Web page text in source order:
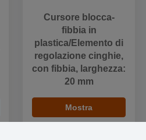
Cursore blocca-
fibbia in
plastica/Elemento di
regolazione cinghie,
con fibbia, larghezza:
20 mm
Mostra